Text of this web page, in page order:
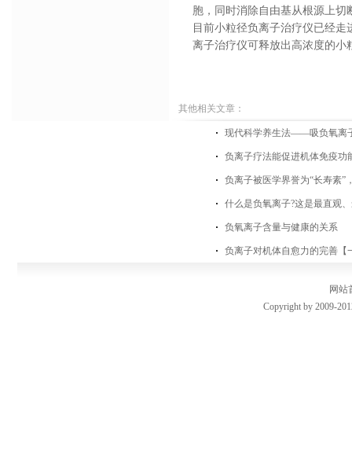
胞，同时消除自由基从根源上切
目前小粒径负离子治疗仪已经
离子治疗仪可释放出高浓度的小
其他相关文章：
现代科学养生法——吸负氧离
负离子疗法能促进机体免疫功
负离子被医学界誉为“长寿素”
什么是负氧离子?这是最直观
负氧离子含量与健康的关系
负离子对机体自愈力的完善【
网站
Copyright by 2009-